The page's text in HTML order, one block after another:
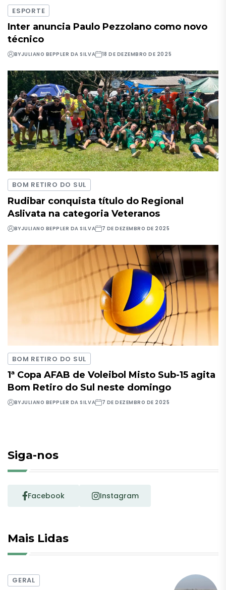
ESPORTE
Inter anuncia Paulo Pezzolano como novo
técnico
BYJULIANO BEPPLER DA SILVA 18 DE DEZEMBRO DE 2025
BOM RETIRO DO SUL
Rudibar conquista título do Regional
Aslivata na categoria Veteranos
BYJULIANO BEPPLER DA SILVA 7 DE DEZEMBRO DE 2025
BOM RETIRO DO SUL
1ª Copa AFAB de Voleibol Misto Sub-15 agita
Bom Retiro do Sul neste domingo
BYJULIANO BEPPLER DA SILVA 7 DE DEZEMBRO DE 2025
Siga-nos
Facebook Instagram
Mais Lidas
GERAL